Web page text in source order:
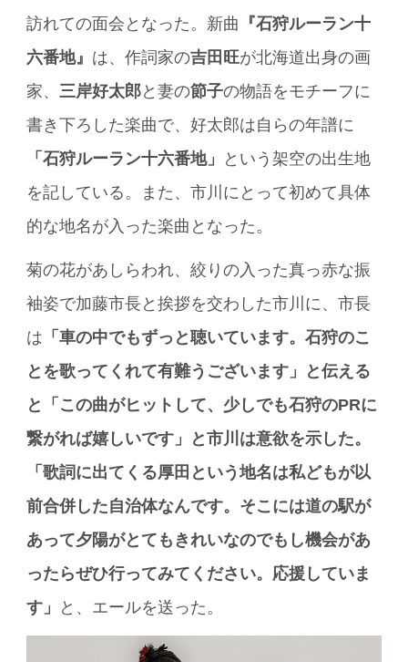
訪れての面会となった。新曲
『石狩ルーラン十
六番地』 は、作詞家の吉田旺が北海道出身の画
家、 三岸好太郎と妻の節子の物語をモチーフに
書き下ろした楽曲で、好太郎は自らの年譜に
「石狩ルーラン十六番地」
という架空の出生地
を記している。また、市川にとって初めて具体
的な地名が入った楽曲となった。
菊の花があしらわれ、絞りの入った真っ赤な振
袖姿で加藤市長と挨拶を交わした市川に、市長
は 「車の中でもずっと聴いています。石狩のこ
とを歌ってくれて有難うございます」と伝える
と「この曲がヒットして、少しでも石狩のPRに
繋がれば嬉しいです」と市川は意欲を示した。
「歌詞に出てくる厚田という地名は私どもが以
前合併した自治体なんです。そこには道の駅が
あって夕陽がとてもきれいなのでもし機会があ
ったらぜひ行ってみてください。応援していま
す」
と、エールを送った。